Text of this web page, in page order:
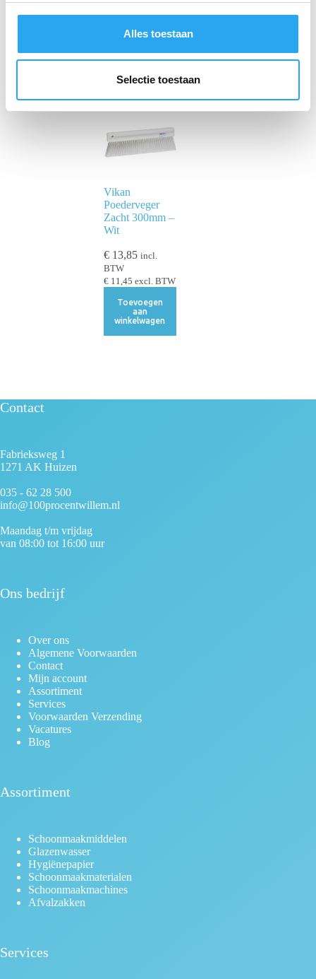
t
Alles toestaan
Selectie toestaan
Vikan
Poederveger
Zacht 300mm –
Wit
€13,85 incl.
BTW
€11,45 excl. BTW
Toevoegen
aan
winkelwagen
Contact
Fabrieksweg 1
1271 AK Huizen
035 - 62 28 500
info@100procentwillem.nl
Maandag t/m vrijdag
van 08:00 tot 16:00 uur
Ons bedrijf
Over ons
Algemene Voorwaarden
Contact
Mijn account
Assortiment
Services
Voorwaarden Verzending
Vacatures
Blog
Assortiment
Schoonmaakmiddelen
Glazenwasser
Hygiënepapier
Schoonmaakmaterialen
Schoonmaakmachines
Afvalzakken
Services